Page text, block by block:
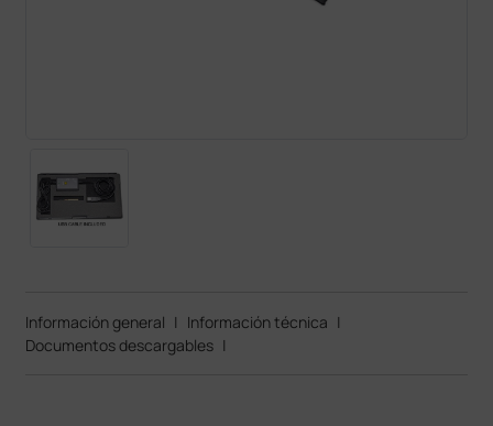
Información general | Información técnica |
Documentos descargables |